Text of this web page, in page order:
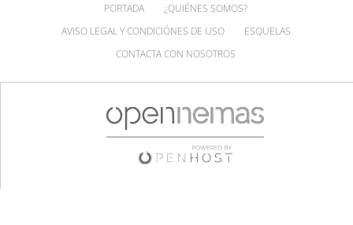
PORTADA
¿QUIÉNES SOMOS?
AVISO LEGAL Y CONDICIÓNES DE USO
ESQUELAS
CONTACTA CON NOSOTROS